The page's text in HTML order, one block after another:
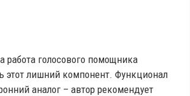
работа голосового помощника
этот лишний компонент. Функционал
аналог – автор рекомендует